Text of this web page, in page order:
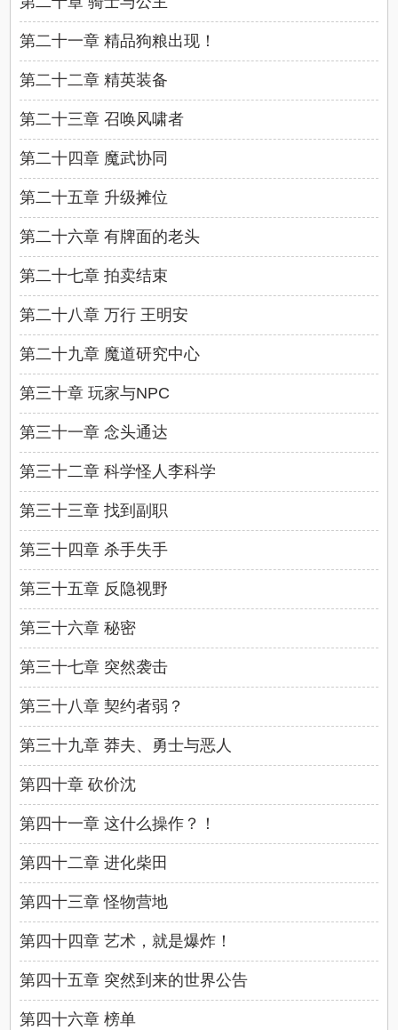
第二十一章 精品狗粮出现！
第二十二章 精英装备
第二十三章 召唤风啸者
第二十四章 魔武协同
第二十五章 升级摊位
第二十六章 有牌面的老头
第二十七章 拍卖结束
第二十八章 万行 王明安
第二十九章 魔道研究中心
第三十章 玩家与NPC
第三十一章 念头通达
第三十二章 科学怪人李科学
第三十三章 找到副职
第三十四章 杀手失手
第三十五章 反隐视野
第三十六章 秘密
第三十七章 突然袭击
第三十八章 契约者弱？
第三十九章 莽夫、勇士与恶人
第四十章 砍价沈
第四十一章 这什么操作？！
第四十二章 进化柴田
第四十三章 怪物营地
第四十四章 艺术，就是爆炸！
第四十五章 突然到来的世界公告
第四十六章 榜单